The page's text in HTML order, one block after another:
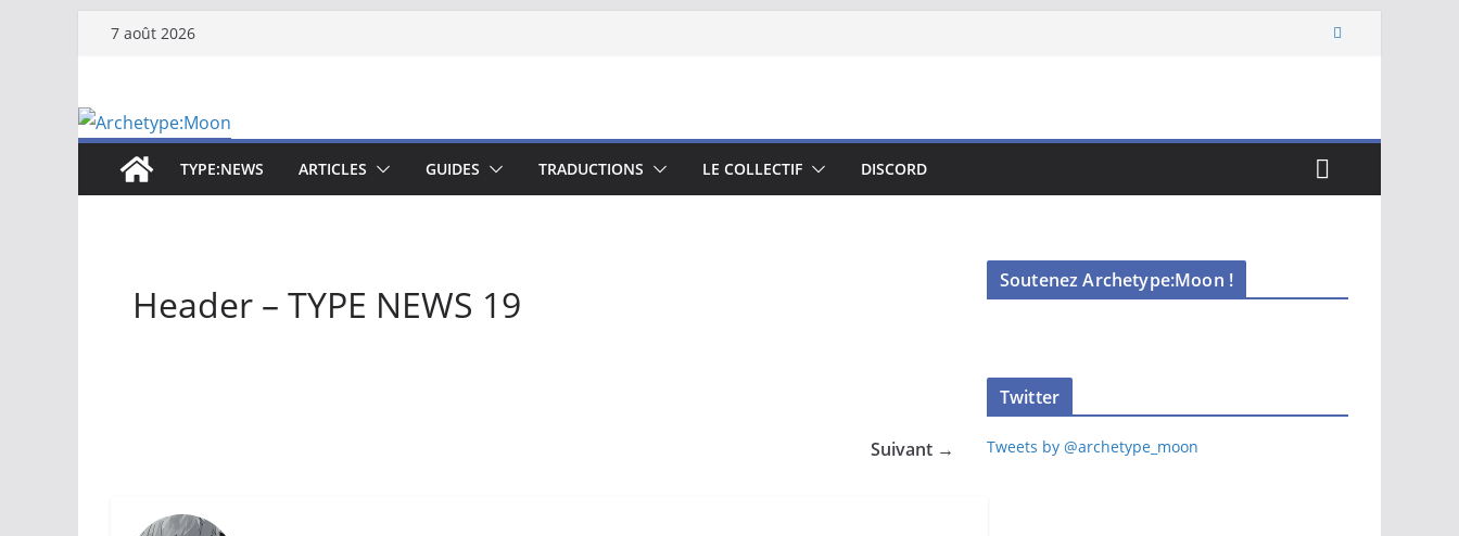
Passer7 août 2026
TYPE:NEWS ARTICLES GUIDES TRADUCTIONS LE COLLECTIF DISCORD
Header – TYPE NEWS 19
Suivant →
Soutenez Archetype:Moon !
Twitter
Tweets by @archetype_moon